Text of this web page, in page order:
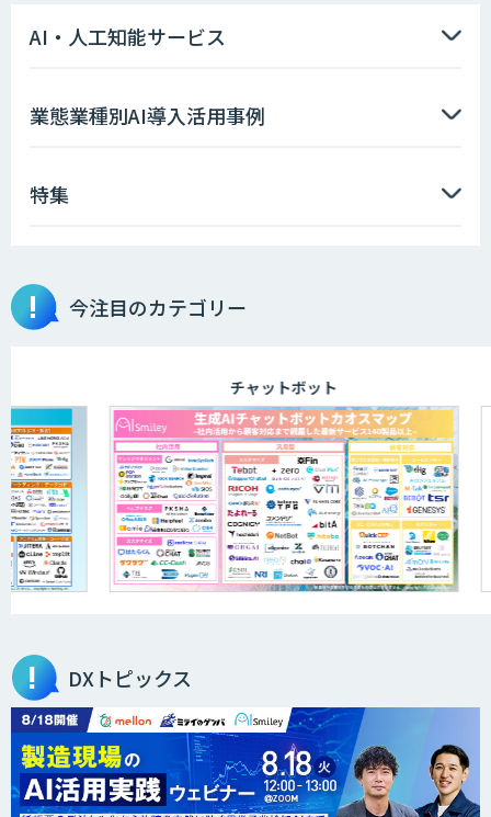
AIエージェント開発支援
AIエンジニアアカデミー（バイブコーデ
aiDAPTIV+
ELYZA Works with KDDI
JAPAN AI KNOWLEDGE
オーダーメイドAI人材育成研修
AI・人工知能サービス
業態業種別AI導入活用事例
特集
今注目のカテゴリー
チャットボット
DXトピックス